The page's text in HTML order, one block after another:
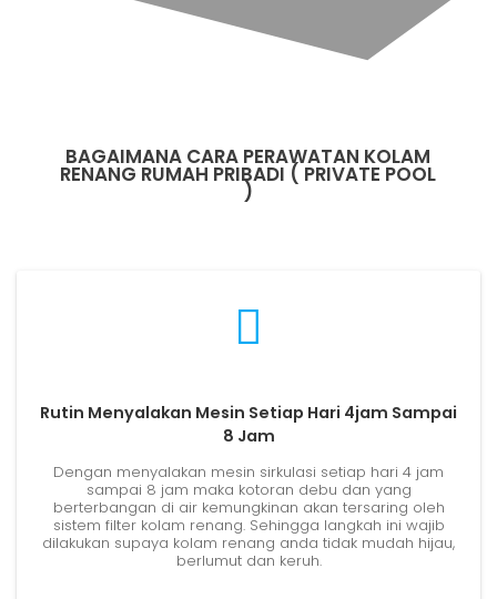
BAGAIMANA CARA PERAWATAN KOLAM
RENANG RUMAH PRIBADI ( PRIVATE POOL
)
Rutin Menyalakan Mesin Setiap Hari 4jam Sampai
8 Jam
Dengan menyalakan mesin sirkulasi setiap hari 4 jam
sampai 8 jam maka kotoran debu dan yang
berterbangan di air kemungkinan akan tersaring oleh
sistem filter kolam renang. Sehingga langkah ini wajib
dilakukan supaya kolam renang anda tidak mudah hijau,
berlumut dan keruh.